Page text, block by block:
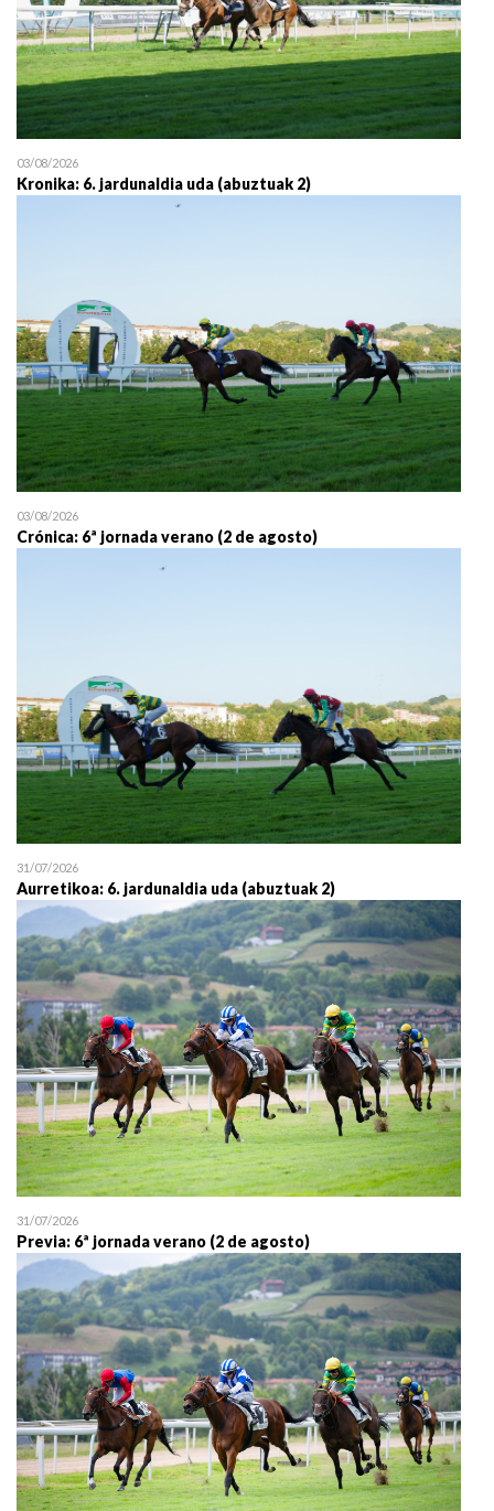
03/08/2026
Kronika: 6. jardunaldia uda (abuztuak 2)
03/08/2026
Crónica: 6ª jornada verano (2 de agosto)
31/07/2026
Aurretikoa: 6. jardunaldia uda (abuztuak 2)
31/07/2026
Previa: 6ª jornada verano (2 de agosto)